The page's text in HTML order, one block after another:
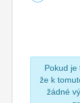
Pokud je
že k
žádné